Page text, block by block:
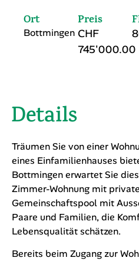
Ort
Bottmingen
Preis
CHF
745'000.00
Details
Träumen Sie von einer
eines Einfamilienhauses
Bottmingen erwartet Sie
Zimmer-Wohnung mit
Gemeinschaftspool mit
Paare und Familien, die
Lebensqualität schätzen.
Bereits beim Zugang zur